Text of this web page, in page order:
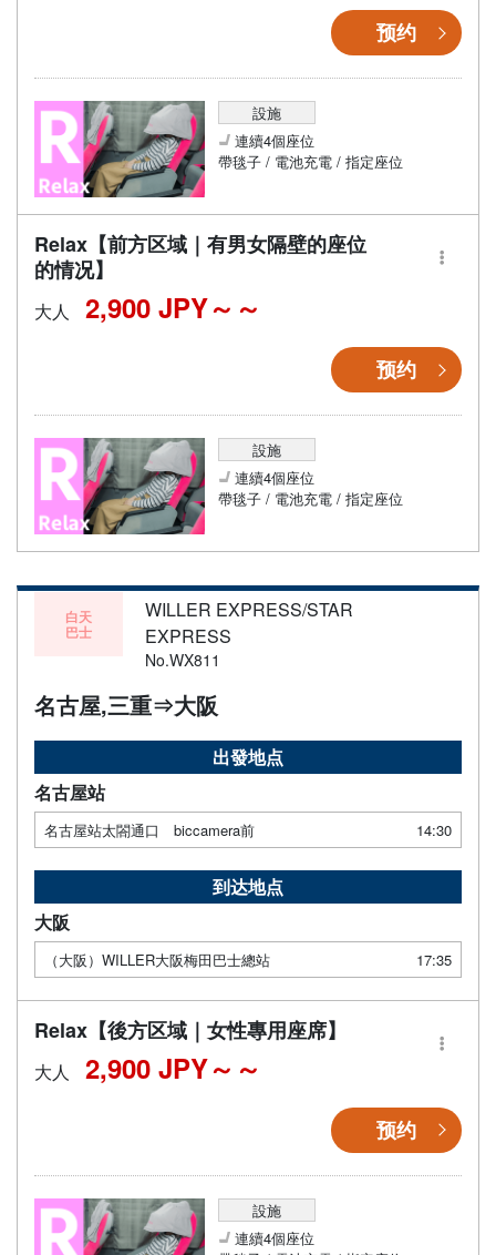
预约
設施
連續4個座位
帶毯子 / 電池充電 / 指定座位
Relax【前方区域｜有男女隔壁的座位
的情况】
大人 2,900 JPY～
预约
設施
連續4個座位
帶毯子 / 電池充電 / 指定座位
白天
巴士
WILLER EXPRESS/STAR
EXPRESS
No.WX811
名古屋,三重⇒大阪
出發地点
名古屋站
名古屋站太閤通口 biccamera前 14:30
到达地点
大阪
（大阪）WILLER大阪梅田巴士總站 17:35
Relax【後方区域｜女性專用座席】
大人 2,900 JPY～
预约
設施
連續4個座位